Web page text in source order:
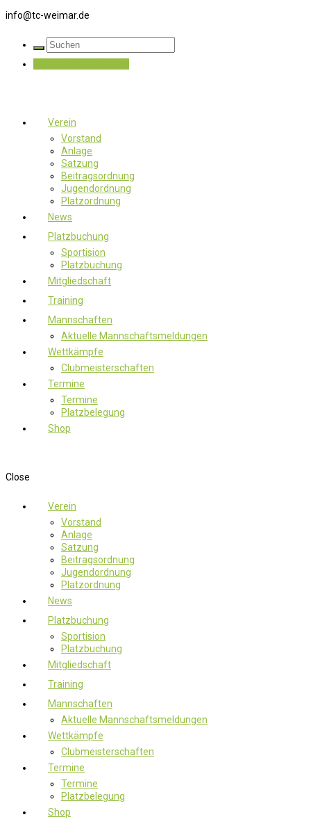
info@tc-weimar.de
Verein
Vorstand
Anlage
Satzung
Beitragsordnung
Jugendordnung
Platzordnung
News
Platzbuchung
Sportision
Platzbuchung
Mitgliedschaft
Training
Mannschaften
Aktuelle Mannschaftsmeldungen
Wettkämpfe
Clubmeisterschaften
Termine
Termine
Platzbelegung
Shop
Close
Verein
Vorstand
Anlage
Satzung
Beitragsordnung
Jugendordnung
Platzordnung
News
Platzbuchung
Sportision
Platzbuchung
Mitgliedschaft
Training
Mannschaften
Aktuelle Mannschaftsmeldungen
Wettkämpfe
Clubmeisterschaften
Termine
Termine
Platzbelegung
Shop